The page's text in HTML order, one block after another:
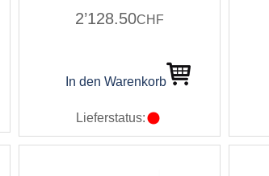
2’128.50CHF
In den Warenkorb
Lieferstatus: